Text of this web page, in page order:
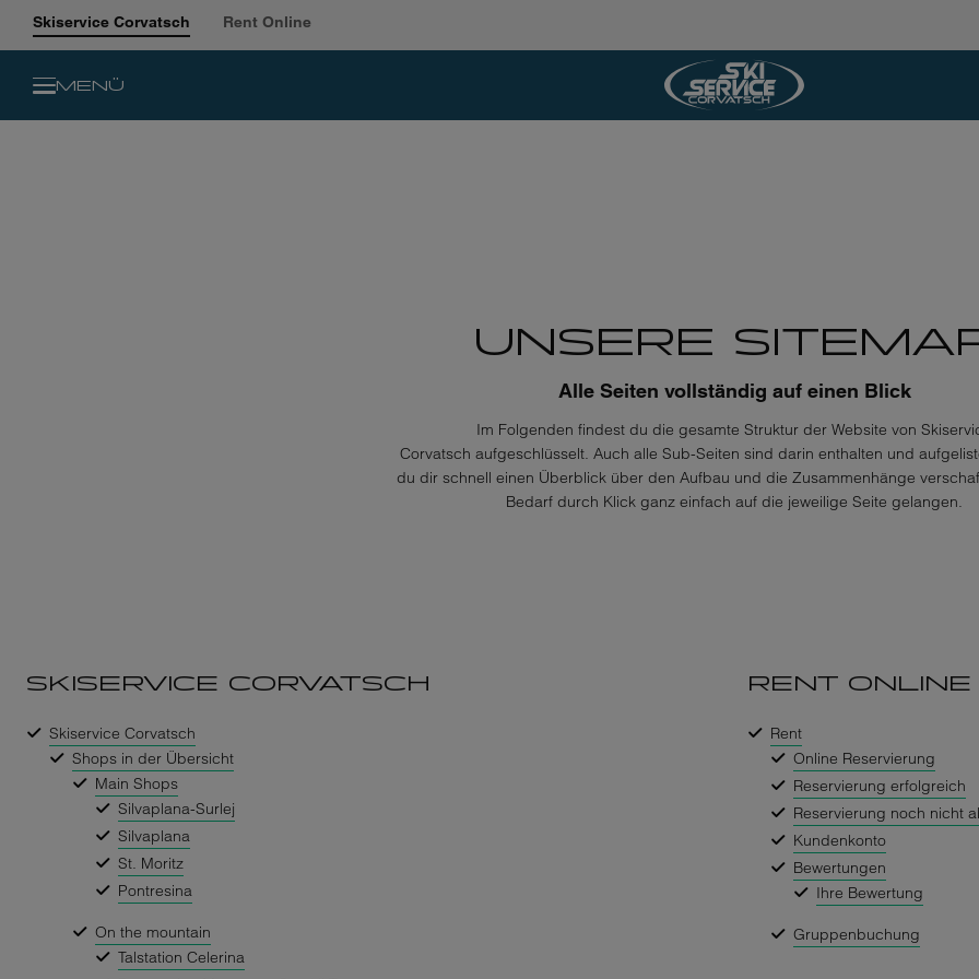
Skiservice Corvatsch Rent Online
MENÜ
UNSERE
Alle Seiten vollständig auf einen Blick
Im Folgenden findest du die gesamte Struktur der Website von
Corvatsch aufgeschlüsselt. Auch alle Sub-Seiten sind darin enthalten und
du dir schnell einen Überblick über den Aufbau und die Zusammenhänge
Bedarf durch Klick ganz einfach auf die jeweilige Seite gelangen.
SKISERVICE CORVATSCH
Skiservice Corvatsch
Shops in der Übersicht
Main Shops
Silvaplana-Surlej
Silvaplana
St. Moritz
Pontresina
On the mountain
Talstation Celerina
RENT ONLINE
Rent
Online Reservierung
Reservierung erfolgreich
Reservierung noch nicht
Kundenkonto
Bewertungen
Ihre Bewertung
Gruppenbuchung